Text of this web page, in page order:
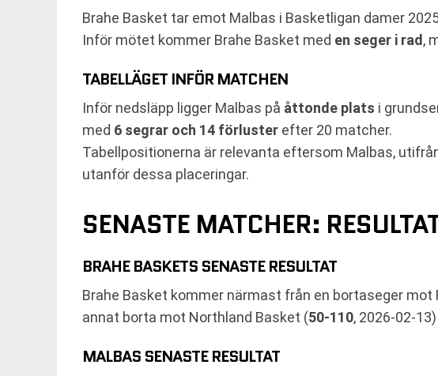
Brahe Basket tar emot Malbas i Basketligan damer
Inför mötet kommer Brahe Basket med en seger i rad ,
TABELLÄGET INFÖR MATCHEN
Inför nedsläpp ligger Malbas på åttonde plats i
med 6 segrar och 14 förluster efter 20 matcher.
Tabellpositionerna är relevanta eftersom Malbas,
utanför dessa placeringar.
SENASTE MATCHER:
BRAHE BASKETS SENASTE RESULTAT
Brahe Basket kommer närmast från en bortaseger mot
annat borta mot Northland Basket (50-110, 2026-02-
MALBAS SENASTE RESULTAT